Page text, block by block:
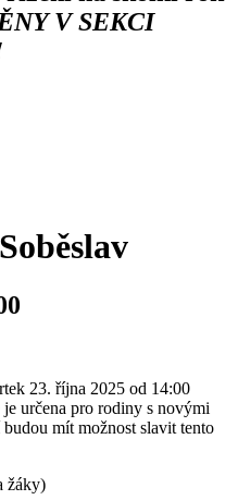
V SEKCI
23. října 2025 od 14:00
určena pro rodiny s novými
mít možnost slavit tento
žáky)